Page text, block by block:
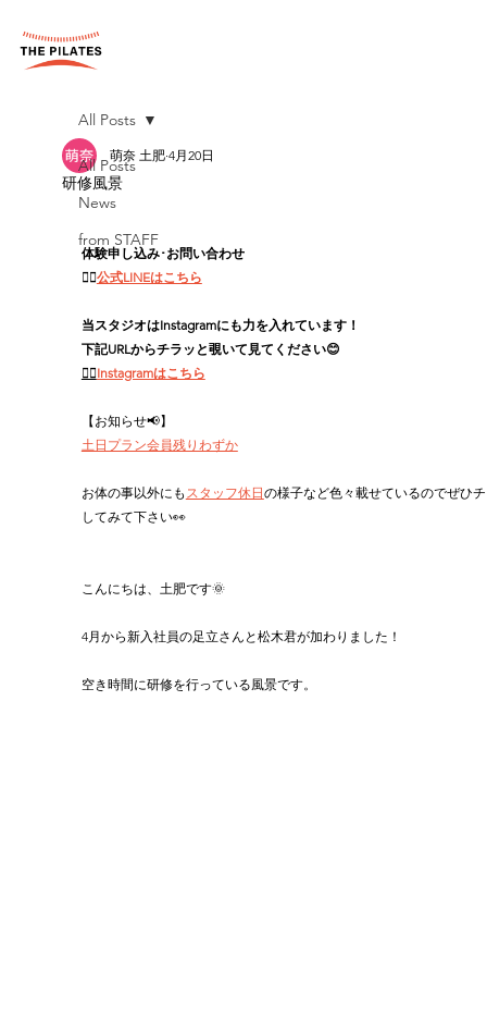
All Posts
News
from STAFF
All Posts
研修風景
萌奈 土肥 4月20日
体験申し込み･お問い合わせ
👉🏻公式LINEはこちら
当スタジオはInstagramにも力を入れています！
下記URLからチラッと覗いて見てください😊
👉🏻Instagramはこちら
【お知らせ📢】
土日プラン会員残りわずか
お体の事以外にも スタッフ休日の様子など色々載せているのでぜひ
してみて下さい👀
こんにちは、土肥です🌞
4月から新入社員の足立さんと松木君が加わりました！
空き時間に研修を行っている風景です。